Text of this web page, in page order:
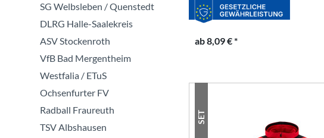
SG Welbsleben / Quenstedt
DLRG Halle-Saalekreis
ASV Stockenroth
VfB Bad Mergentheim
Westfalia / ETuS
Ochsenfurter FV
Radball Fraureuth
TSV Albshausen
ab 8,09 € *
SET